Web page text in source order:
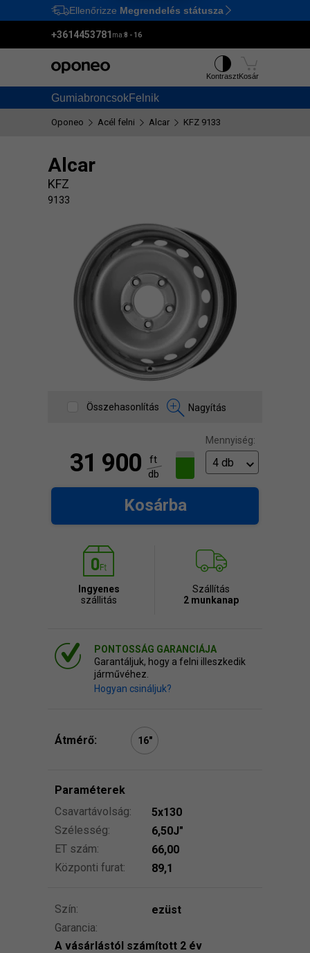
Ctrl M
Ellenőrizze Megrendelés státusza
+3614453781 ma:8 - 16
GumiabroncsokFelnik
KontrasztKosár
Oponeo Acél felni Alcar KFZ 9133
Alcar
KFZ
9133
Összehasonlítás Nagyítás
Mennyiség:
31 900
ft
db
Kosárba
Ingyenes
szállitás
Szállítás
2 munkanap
PONTOSSÁG GARANCIÁJA
Garantáljuk, hogy a felni illeszkedik
járművéhez.
Hogyan csináljuk?
Átmérő: 16″
Paraméterek
Csavartávolság:
5x130
Szélesség:
6,50J″
ET szám:
66,00
Központi furat:
89,1
Szín:
ezüst
Garancia:
A vásárlástól számított 2 év